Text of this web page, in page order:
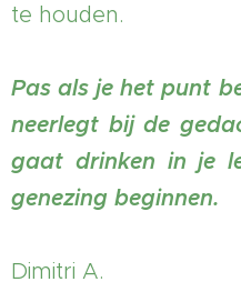
te houden.
Pas als je het punt
neerlegt bij de
gaat drinken in je
genezing beginnen.
Dimitri A.